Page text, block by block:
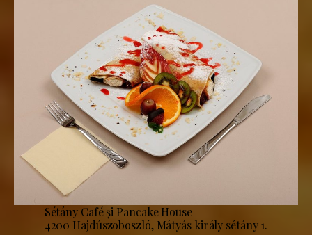
Sétány Café și Pancake House
4200 Hajdúszoboszló, Mátyás király sétány 1.